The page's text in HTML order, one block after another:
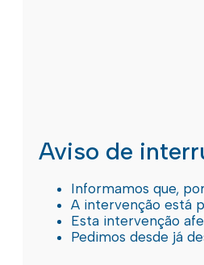
Aviso de
Informamos que,
A intervenção está
Esta intervenção
Pedimos desde já